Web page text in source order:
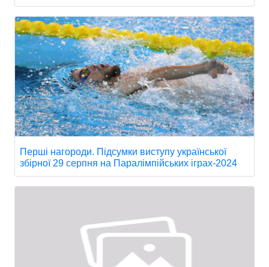
Перші нагороди. Підсумки виступу української
збірної 29 серпня на Паралімпійських іграх-2024